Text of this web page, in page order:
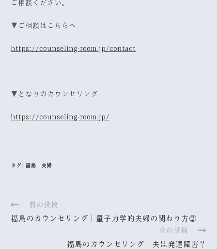
ご相談ください。
▼ご相談はこちらへ
https://counseling-room.jp/contact
▼となりのカウンセリング
https://counseling-room.jp/
タグ: 福島 夫婦
前の投稿
福島のカウンセリング｜量子力学的夫婦の関わり方②
次の投稿
福島のカウンセリング｜夫は発達障害？